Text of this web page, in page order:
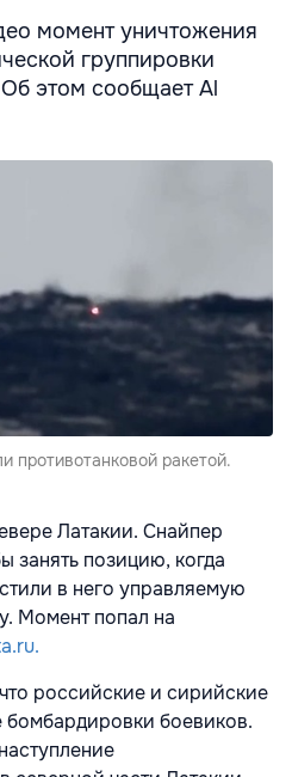
момент уничтожения
группировки
этом сообщает Al
противотанковой ракетой.
Латакии. Снайпер
занять позицию, когда
в него управляемую
Момент попал на
российские и сирийские
бомбардировки боевиков.